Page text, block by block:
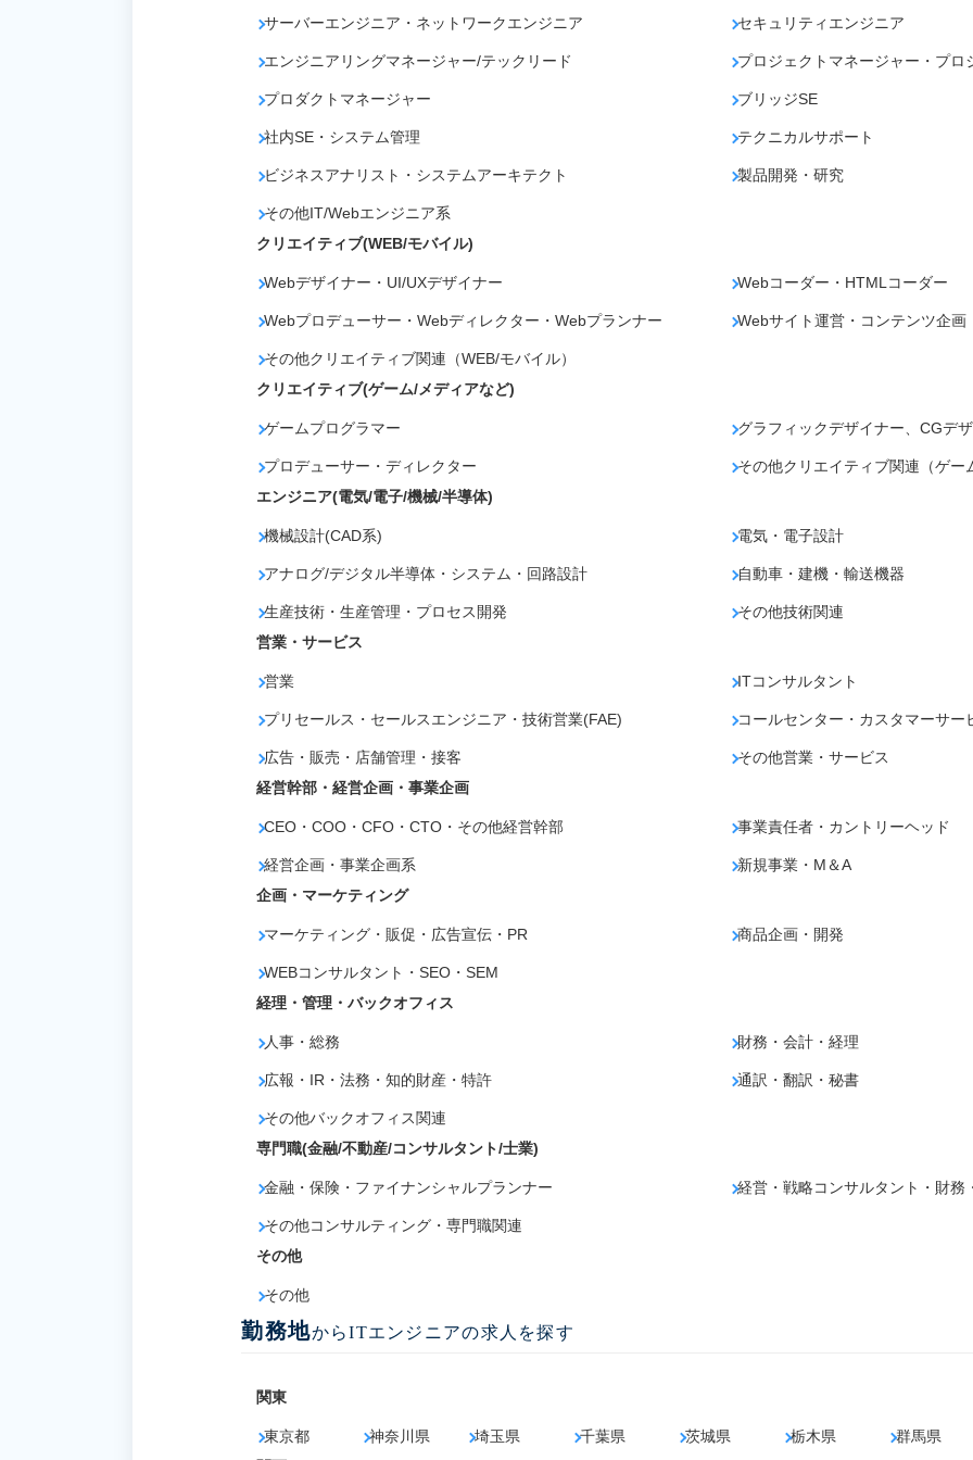
サーバーエンジニア・ネットワークエンジニア セキュリティエンジニア
エンジニアリングマネージャー/テックリード プロジェクトマネージャー・プロ
プロダクトマネージャー ブリッジSE
社内SE・システム管理 テクニカルサポート
ビジネスアナリスト・システムアーキテクト 製品開発・研究
その他IT/Webエンジニア系
クリエイティブ(WEB/モバイル)
Webデザイナー・UI/UXデザイナー Webコーダー・HTMLコーダー
Webプロデューサー・Webディレクター・Webプランナー Webサイト運営・コンテンツ企画
その他クリエイティブ関連（WEB/モバイル）
クリエイティブ(ゲーム/メディアなど)
ゲームプログラマー グラフィックデザイナー、CGデ
プロデューサー・ディレクター
その他クリエイティブ関連（ゲー
エンジニア(電気/電子/機械/半導体)
機械設計(CAD系) 電気・電子設計
アナログ/デジタル半導体・システム・回路設計 自動車・建機・輸送機器
生産技術・生産管理・プロセス開発
その他技術関連
営業・サービス
営業 ITコンサルタント
プリセールス・セールスエンジニア・技術営業(FAE) コールセンター・カスタマーサー
広告・販売・店舗管理・接客
その他営業・サービス
経営幹部・経営企画・事業企画
CEO・COO・CFO・CTO・その他経営幹部 事業責任者・カントリーヘッド
経営企画・事業企画系
新規事業・M＆A
企画・マーケティング
マーケティング・販促・広告宣伝・PR 商品企画・開発
WEBコンサルタント・SEO・SEM
経理・管理・バックオフィス
人事・総務 財務・会計・経理
広報・IR・法務・知的財産・特許 通訳・翻訳・秘書
その他バックオフィス関連
専門職(金融/不動産/コンサルタント/士業)
金融・保険・ファイナンシャルプランナー 経営・戦略コンサルタント・財務
その他コンサルティング・専門職関連
その他
その他
勤務地からITエンジニアの求人を探す
関東
東京都 神奈川県 埼玉県 千葉県 茨城県 栃木県
群馬県